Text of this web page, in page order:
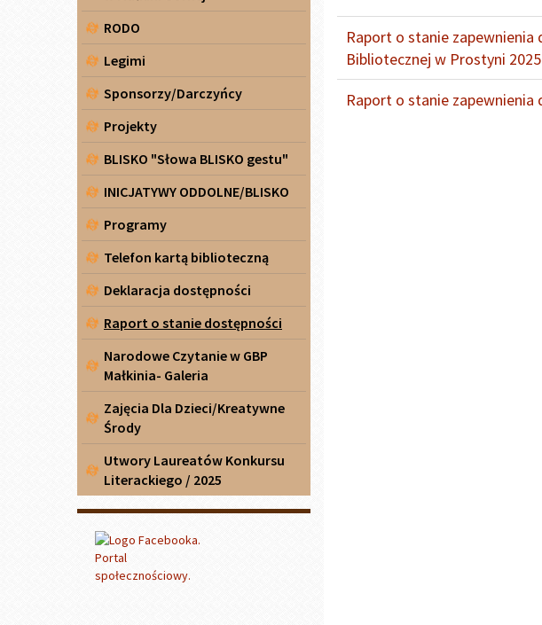
Raport o stanie
Bibliotecznej w Prostyni 2025
Raport o stanie
RODO
Legimi
Sponsorzy/Darczyńcy
Projekty
BLISKO "Słowa BLISKO gestu"
INICJATYWY ODDOLNE/BLISKO
Programy
Telefon kartą biblioteczną
Deklaracja dostępności
Raport o stanie dostępności
Narodowe Czytanie w GBP
Małkinia- Galeria
Zajęcia Dla Dzieci/Kreatywne
Środy
Utwory Laureatów Konkursu
Literackiego / 2025